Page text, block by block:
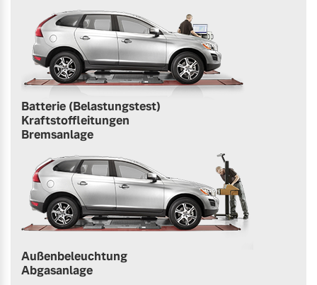
Batterie (Belastungstest)
Kraftstoffleitungen
Bremsanlage
Außenbeleuchtung
Abgasanlage